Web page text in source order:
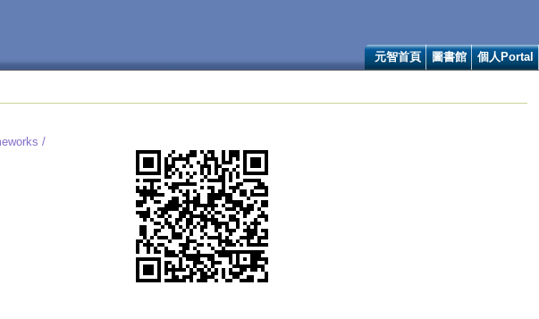
元智首頁 圖書館 個人Portal
/